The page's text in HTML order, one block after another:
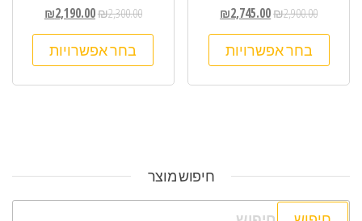
₪2,900.00
₪2,745.00
בחר אפשרויות
₪2,300.00
₪2,190.00
בחר אפשרויות
חיפוש מוצר
חיפוש: